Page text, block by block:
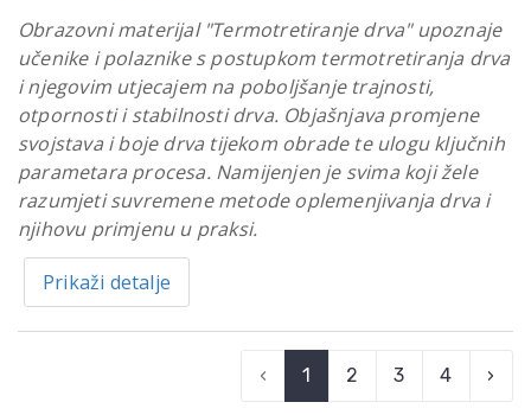
Obrazovni materijal "Termotretiranje drva" upoznaje
učenike i polaznike s postupkom termotretiranja drva
i njegovim utjecajem na poboljšanje trajnosti,
otpornosti i stabilnosti drva. Objašnjava promjene
svojstava i boje drva tijekom obrade te ulogu ključnih
parametara procesa. Namijenjen je svima koji žele
razumjeti suvremene metode oplemenjivanja drva i
njihovu primjenu u praksi.
Prikaži detalje
‹ 1 2 3 4 ›